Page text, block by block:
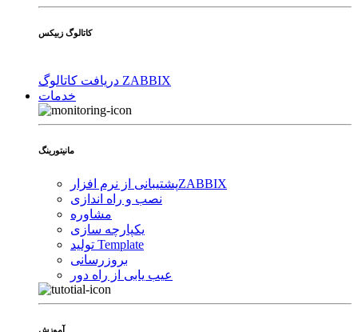
کاتالوگ زبیکس
دریافت کاتالوگ ZABBIX
خدمات
مانیتورینگ
پشتیبانی از نرم افزارZABBIX
نصب و راه اندازی
مشاوره
یکپارچه سازی
تولید Template
بروزرسانی
عیب یابی از راه دور
آموزش